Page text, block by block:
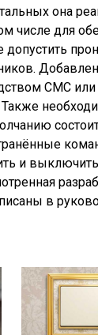
она
числе для
допустить
СМС или
Также
и
в